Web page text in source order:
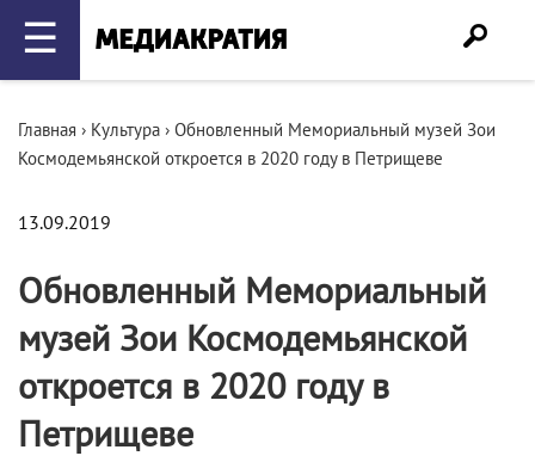
☰
Главная › Культура › Обновленный Мемориальный музей Зои
Космодемьянской откроется в 2020 году в Петрищеве
13.09.2019
Обновленный Мемориальный
музей Зои Космодемьянской
откроется в 2020 году в
Петрищеве